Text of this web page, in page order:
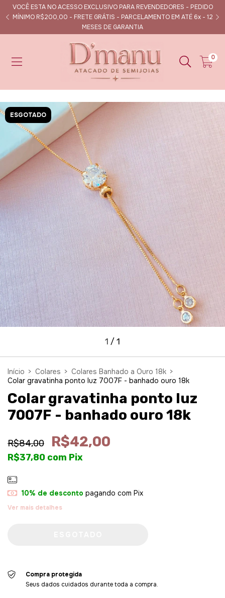
VOCÊ ESTA NO ACESSO EXCLUSIVO PARA REVENDEDORES - PEDIDO
MÍNIMO R$200,00 - FRETE GRÁTIS - PARCELAMENTO EM ATÉ 6x - 12
MESES DE GARANTIA
0
ESGOTADO
1 / 1
Início > Colares > Colares Banhado a Ouro 18k >
Colar gravatinha ponto luz 7007F - banhado ouro 18k
Colar gravatinha ponto luz
7007F - banhado ouro 18k
R$84,00 R$42,00
R$37,80 com Pix
10% de desconto pagando com Pix
Ver mais detalhes
Compra protegida
Seus dados cuidados durante toda a compra.